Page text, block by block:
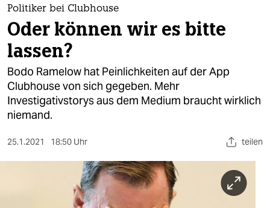
themen
politik
öko
gesellschaft
kultur
sport
Politiker bei Clubhouse
Oder können wir es bitte
lassen?
Bodo Ramelow hat Peinlichkeiten auf der App
Clubhouse von sich gegeben. Mehr
Investigativstorys aus dem Medium braucht wirklich
niemand.
25.1.2021 18:50 Uhr teilen